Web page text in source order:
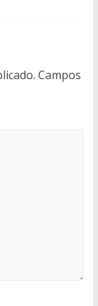
Campos